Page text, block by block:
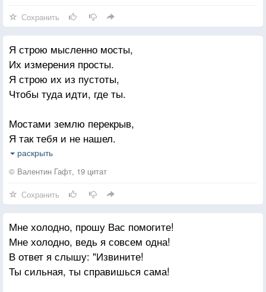
Сохранить
Я строю мысленно мосты,
Их измерения просты.
Я строю их из пустоты,
Чтобы туда идти, где ты.
Мостами землю перекрыв,
Я так тебя и не нашел.
Открыл глаза, а там обрыв,
Мой путь закончен, я пришел
раскрыть
© Валентин Гафт, 19 цитат
Сохранить
Мне холодно, прошу Вас помогите!
Мне холодно, ведь я совсем одна!
В ответ я слышу: "Извините!
Ты сильная, ты справишься сама!